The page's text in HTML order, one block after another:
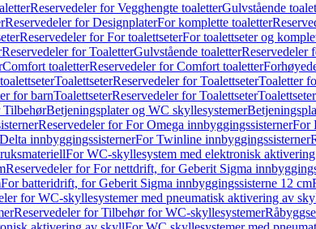
Reservedeler for Vegghengte toaletterGulvstående
Reservedeler for DesignplaterFor komplette toaletter
Reservedeler for For toalettseterFor toalettseter og
Reservedeler for ToaletterGulvstående toaletterReservedeler
Comfort toaletterReservedeler for Comfort toaletter
ToalettseterReservedeler for ToalettseterToaletter
for barnToalettseterReservedeler for Toalettseter
TilbehørBetjeningsplater og WC skyllesystemer
Reservedeler for For Omega innbyggingssisternerFor
innbyggingssisternerFor Twinline innbyggingssisterner
For WC-skyllesystem med elektronisk
Reservedeler for For nettdrift, for Geberit Sigma
For batteridrift, for Geberit Sigma innbyggingssisterne 12 cm
for WC-skyllesystemer med pneumatisk aktivering av
Reservedeler for Tilbehør for WC-skyllesystemer